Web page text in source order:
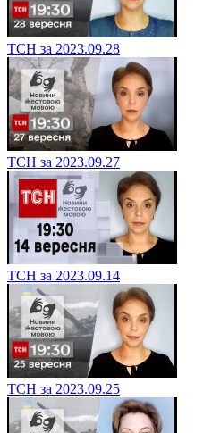
ТСН за 2023.09.28
ТСН за 2023.09.27
ТСН за 2023.09.14
ТСН за 2023.09.25